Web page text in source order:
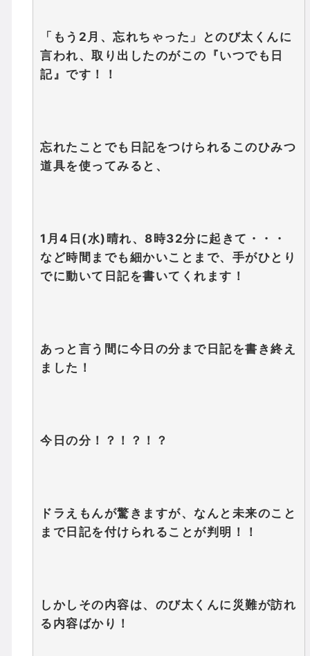
「もう2月、忘れちゃった」とのび太くんに
言われ、取り出したのがこの『いつでも日
記』です！！
忘れたことでも日記をつけられるこのひみつ
道具を使ってみると、
1月4日(水)晴れ、8時32分に起きて・・・
など時間までも細かいことまで、手がひとり
でに動いて日記を書いてくれます！
あっと言う間に今日の分まで日記を書き終え
ました！
今日の分！？！？！？
ドラえもんが驚きますが、なんと未来のこと
まで日記を付けられることが判明！！
しかしその内容は、のび太くんに災難が訪れ
る内容ばかり！